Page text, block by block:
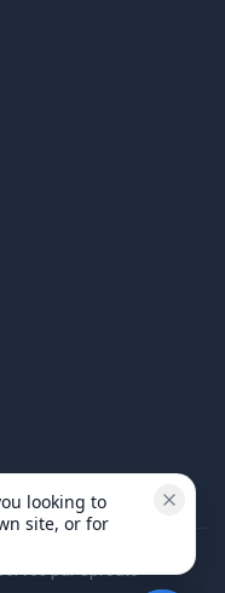
par Sprouto
looking to
site, or for